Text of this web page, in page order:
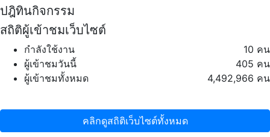
ปฎิทินกิจกรรม
สถิติผู้เข้าชมเว็บไซต์
กำลังใช้งาน
10 คน
ผู้เข้าชมวันนี้
405 คน
ผู้เข้าชมทั้งหมด
4,492,966 คน
คลิกดูสถิติเว็บไซต์ทั้งหมด